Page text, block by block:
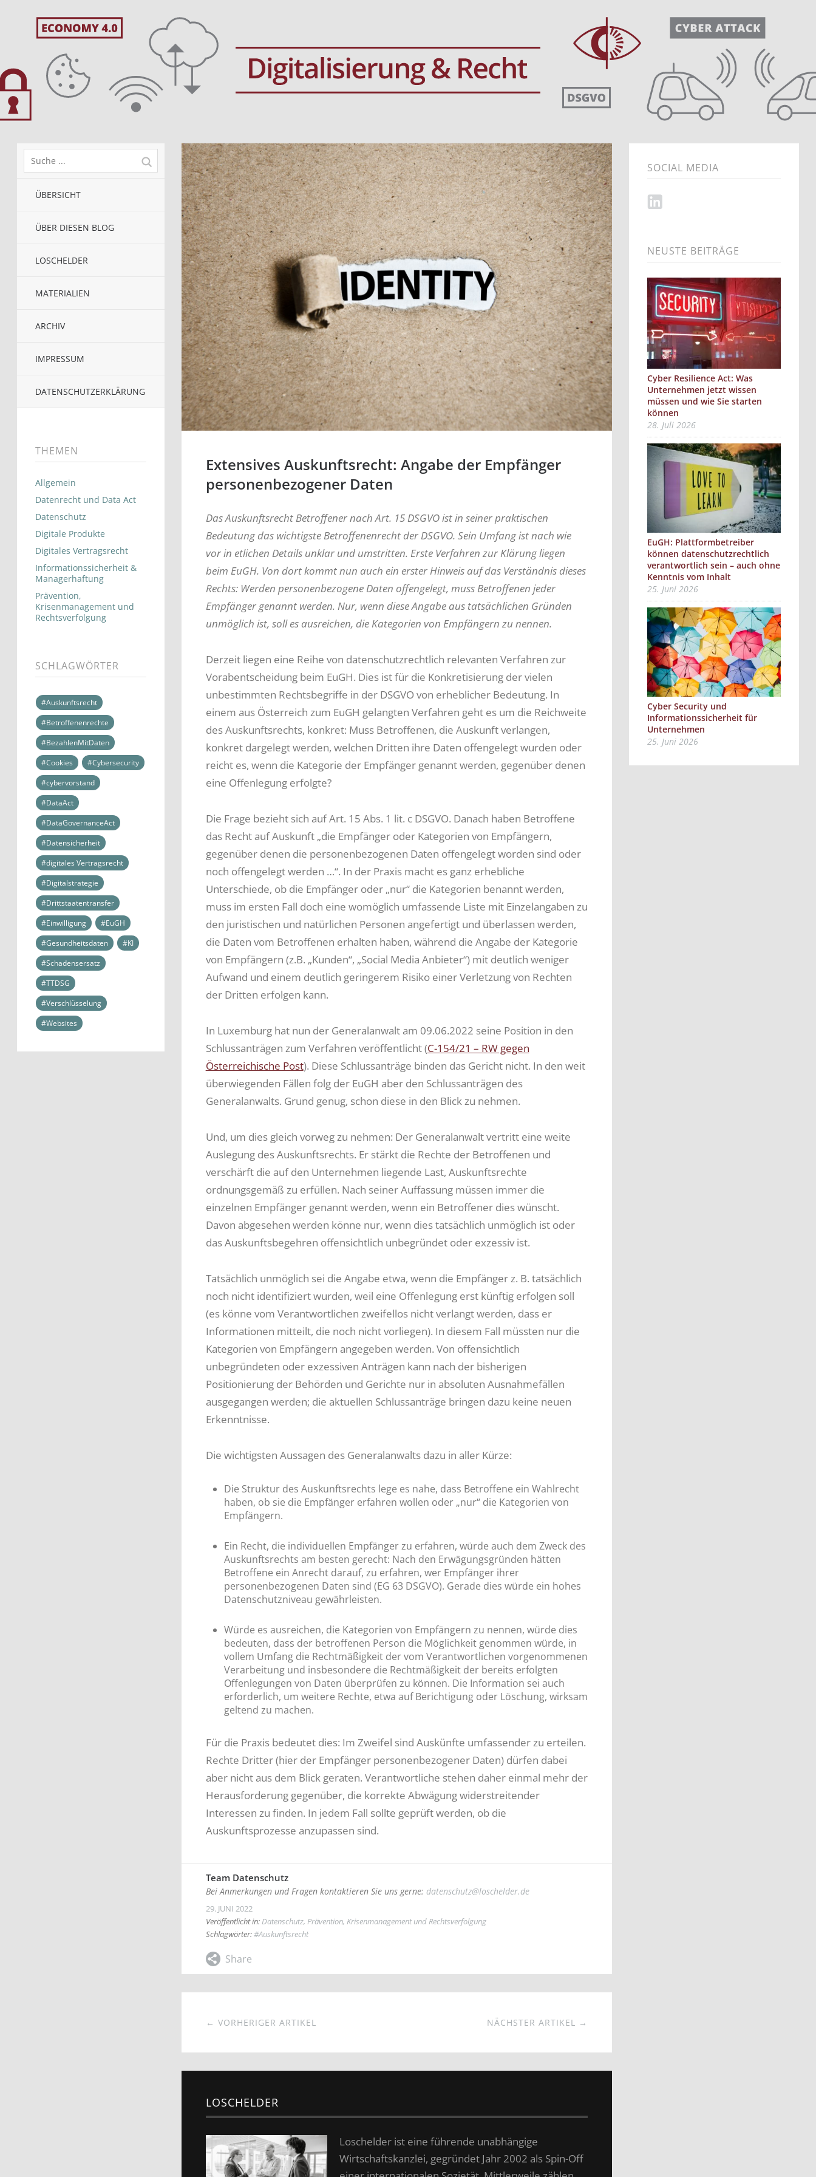
ÜBERSICHT
ÜBER DIESEN BLOG
LOSCHELDER
MATERIALIEN
ARCHIV
IMPRESSUM
DATENSCHUTZERKLÄRUNG
THEMEN
Allgemein
Datenrecht und Data Act
Datenschutz
Digitale Produkte
Digitales Vertragsrecht
Informationssicherheit &
Managerhaftung
Prävention,
Krisenmanagement und
Rechtsverfolgung
SCHLAGWÖRTER
#Auskunftsrecht
#Betroffenenrechte
#BezahlenMitDaten
#Cookies
#Cybersecurity
#cybervorstand
#DataAct
#DataGovernanceAct
#Datensicherheit
#digitales Vertragsrecht
#Digitalstrategie
#Drittstaatentransfer
#Einwilligung
#EuGH
#Gesundheitsdaten
#KI
#Schadensersatz
#TTDSG
#Verschlüsselung
#Websites
Extensives Auskunftsrecht: Angabe der Empfänger
personenbezogener Daten
Das Auskunftsrecht Betroffener nach Art. 15 DSGVO ist in seiner praktischen
Bedeutung das wichtigste Betroffenenrecht der DSGVO. Sein Umfang ist nach wie
vor in etlichen Details unklar und umstritten. Erste Verfahren zur Klärung liegen
beim EuGH. Von dort kommt nun auch ein erster Hinweis auf das Verständnis dieses
Rechts: Werden personenbezogene Daten offengelegt, muss Betroffenen jeder
Empfänger genannt werden. Nur, wenn diese Angabe aus tatsächlichen Gründen
unmöglich ist, soll es ausreichen, die Kategorien von Empfängern zu nennen.
Derzeit liegen eine Reihe von datenschutzrechtlich relevanten Verfahren zur
Vorabentscheidung beim EuGH. Dies ist für die Konkretisierung der vielen
unbestimmten Rechtsbegriffe in der DSGVO von erheblicher Bedeutung. In
einem aus Österreich zum EuGH gelangten Verfahren geht es um die Reichweite
des Auskunftsrechts, konkret: Muss Betroffenen, die Auskunft verlangen,
konkret dargelegt werden, welchen Dritten ihre Daten offengelegt wurden oder
reicht es, wenn die Kategorie der Empfänger genannt werden, gegenüber denen
eine Offenlegung erfolgte?
Die Frage bezieht sich auf Art. 15 Abs. 1 lit. c DSGVO. Danach haben Betroffene
das Recht auf Auskunft „die Empfänger oder Kategorien von Empfängern,
gegenüber denen die personenbezogenen Daten offengelegt worden sind oder
noch offengelegt werden …“. In der Praxis macht es ganz erhebliche
Unterschiede, ob die Empfänger oder „nur“ die Kategorien benannt werden,
muss im ersten Fall doch eine womöglich umfassende Liste mit Einzelangaben zu
den juristischen und natürlichen Personen angefertigt und überlassen werden,
die Daten vom Betroffenen erhalten haben, während die Angabe der Kategorie
von Empfängern (z.B. „Kunden“, „Social Media Anbieter“) mit deutlich weniger
Aufwand und einem deutlich geringerem Risiko einer Verletzung von Rechten
der Dritten erfolgen kann.
In Luxemburg hat nun der Generalanwalt am 09.06.2022 seine Position in den
Schlussanträgen zum Verfahren veröffentlicht (C-154/21 – RW gegen
Österreichische Post). Diese Schlussanträge binden das Gericht nicht. In den weit
überwiegenden Fällen folg der EuGH aber den Schlussanträgen des
Generalanwalts. Grund genug, schon diese in den Blick zu nehmen.
Und, um dies gleich vorweg zu nehmen: Der Generalanwalt vertritt eine weite
Auslegung des Auskunftsrechts. Er stärkt die Rechte der Betroffenen und
verschärft die auf den Unternehmen liegende Last, Auskunftsrechte
ordnungsgemäß zu erfüllen. Nach seiner Auffassung müssen immer die
einzelnen Empfänger genannt werden, wenn ein Betroffener dies wünscht.
Davon abgesehen werden könne nur, wenn dies tatsächlich unmöglich ist oder
das Auskunftsbegehren offensichtlich unbegründet oder exzessiv ist.
Tatsächlich unmöglich sei die Angabe etwa, wenn die Empfänger z. B. tatsächlich
noch nicht identifiziert wurden, weil eine Offenlegung erst künftig erfolgen soll
(es könne vom Verantwortlichen zweifellos nicht verlangt werden, dass er
Informationen mitteilt, die noch nicht vorliegen). In diesem Fall müssten nur die
Kategorien von Empfängern angegeben werden. Von offensichtlich
unbegründeten oder exzessiven Anträgen kann nach der bisherigen
Positionierung der Behörden und Gerichte nur in absoluten Ausnahmefällen
ausgegangen werden; die aktuellen Schlussanträge bringen dazu keine neuen
Erkenntnisse.
Die wichtigsten Aussagen des Generalanwalts dazu in aller Kürze:
Die Struktur des Auskunftsrechts lege es nahe, dass Betroffene ein Wahlrecht
haben, ob sie die Empfänger erfahren wollen oder „nur“ die Kategorien von
Empfängern.
Ein Recht, die individuellen Empfänger zu erfahren, würde auch dem Zweck des
Auskunftsrechts am besten gerecht: Nach den Erwägungsgründen hätten
Betroffene ein Anrecht darauf, zu erfahren, wer Empfänger ihrer
personenbezogenen Daten sind (EG 63 DSGVO). Gerade dies würde ein hohes
Datenschutzniveau gewährleisten.
Würde es ausreichen, die Kategorien von Empfängern zu nennen, würde dies
bedeuten, dass der betroffenen Person die Möglichkeit genommen würde, in
vollem Umfang die Rechtmäßigkeit der vom Verantwortlichen vorgenommenen
Verarbeitung und insbesondere die Rechtmäßigkeit der bereits erfolgten
Offenlegungen von Daten überprüfen zu können. Die Information sei auch
erforderlich, um weitere Rechte, etwa auf Berichtigung oder Löschung, wirksam
geltend zu machen.
Für die Praxis bedeutet dies: Im Zweifel sind Auskünfte umfassender zu erteilen.
Rechte Dritter (hier der Empfänger personenbezogener Daten) dürfen dabei
aber nicht aus dem Blick geraten. Verantwortliche stehen daher einmal mehr der
Herausforderung gegenüber, die korrekte Abwägung widerstreitender
Interessen zu finden. In jedem Fall sollte geprüft werden, ob die
Auskunftsprozesse anzupassen sind.
Team Datenschutz
Bei Anmerkungen und Fragen kontaktieren Sie uns gerne: datenschutz@loschelder.de
29. JUNI 2022
Veröffentlicht in:Datenschutz, Prävention, Krisenmanagement und Rechtsverfolgung
Schlagwörter:#Auskunftsrecht
NÄCHSTER ARTIKEL →
← VORHERIGER ARTIKEL
LOSCHELDER
Loschelder ist eine führende unabhängige
Wirtschafts­kanzlei, gegründet Jahr 2002 als Spin-Off
SOCIAL MEDIA
NEUSTE BEITRÄGE
Cyber Resilience Act: Was
Unternehmen jetzt wissen
müssen und wie Sie starten
können
28. Juli 2026
EuGH: Plattformbetreiber
können datenschutzrechtlich
verantwortlich sein – auch ohne
Kenntnis vom Inhalt
25. Juni 2026
Cyber Security und
Informationssicherheit für
Unternehmen
25. Juni 2026